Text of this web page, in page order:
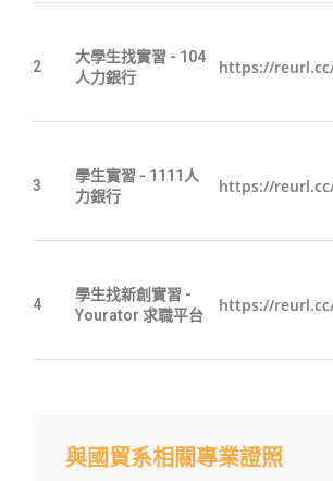
2
大學生找實習 - 104
人力銀行
https://
3
學生實習 - 1111人
力銀行
https://
4
學生找新創實習 -
Yourator 求職平台
https://
與國貿系相關專業證照